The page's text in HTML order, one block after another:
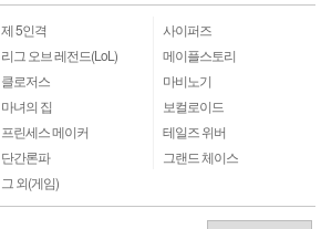
제 5인격
사이퍼즈
리그 오브 레전드(LoL)
메이플스토리
클로저스
마비노기
마녀의 집
보컬로이드
프린세스 메이커
테일즈 위버
단간론파
그랜드 체이스
그 외(게임)